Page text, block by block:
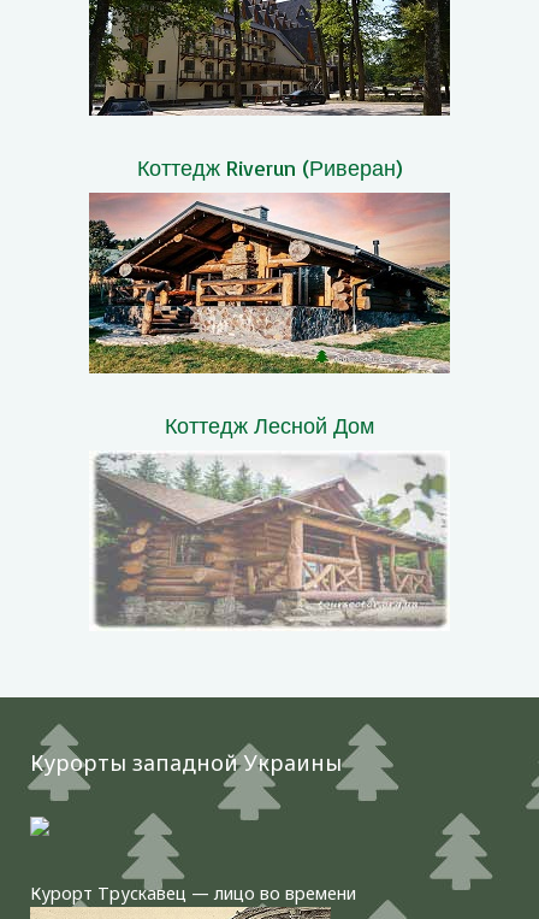
Коттедж Riverun (Риверан)
Коттедж Лесной Дом
Курорты западной Украины
Курорт Трускавец — лицо во времени